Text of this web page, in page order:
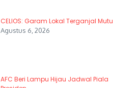
CELIOS: Garam Lokal Terganjal Mutu
Agustus 6, 2026
AFC Beri Lampu Hijau Jadwal Piala